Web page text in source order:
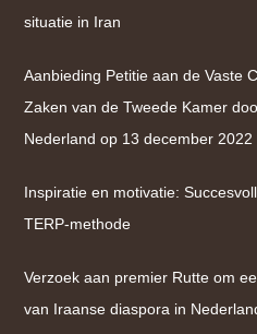
situatie in Iran
Aanbieding Petitie aan de Vaste
Zaken van de Tweede Kamer
Nederland op 13 december 2022
Inspiratie en motivatie:
TERP-methode
Verzoek aan premier Rutte om
van Iraanse diaspora in